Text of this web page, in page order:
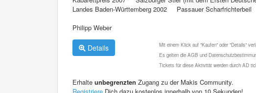
Landes Baden-Württemberg 2002 Passauer Scharfrichterbeil
Philipp Weber
Details
Mit einem Klick auf "Kaufen" oder "Details"
Es gelten die AGB und
Tickets für diese Aktivität werden durch AD
Erhalte unbegrenzten Zugang zu der Makis Community.
Registriere Dich dazu kostenlos innerhalb von 10 Sekunden!